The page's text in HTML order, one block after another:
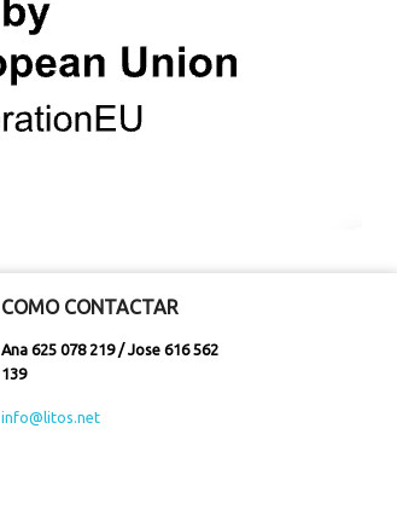
COMO CONTACTAR
Ana 625 078 219 / Jose 616 562
139
info@litos.net